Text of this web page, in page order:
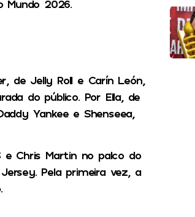
2026.
de Jelly Roll e Carín León,
do público. Por Ella, de
Yankee e Shenseea,
Chris Martin no palco do
Pela primeira vez, a